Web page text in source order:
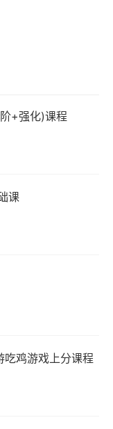
+强化)课程
课
吃鸡游戏上分课程